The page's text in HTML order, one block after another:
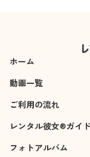
ホーム
動画一覧
ご利用の流れ
レンタル彼女®ガイド
フォトアルバム